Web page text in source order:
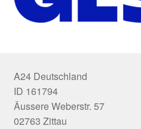
A24 Deutschland
ID 161794
Äussere Weberstr. 57
02763 Zittau